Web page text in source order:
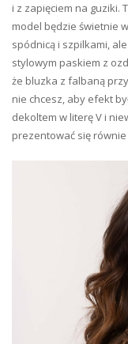
i z zapięciem na guziki.
model będzie świetnie
spódnicą i szpilkami,
stylowym paskiem z
że bluzka z falbaną
nie chcesz, aby efekt
dekoltem w literę V i
prezentować się